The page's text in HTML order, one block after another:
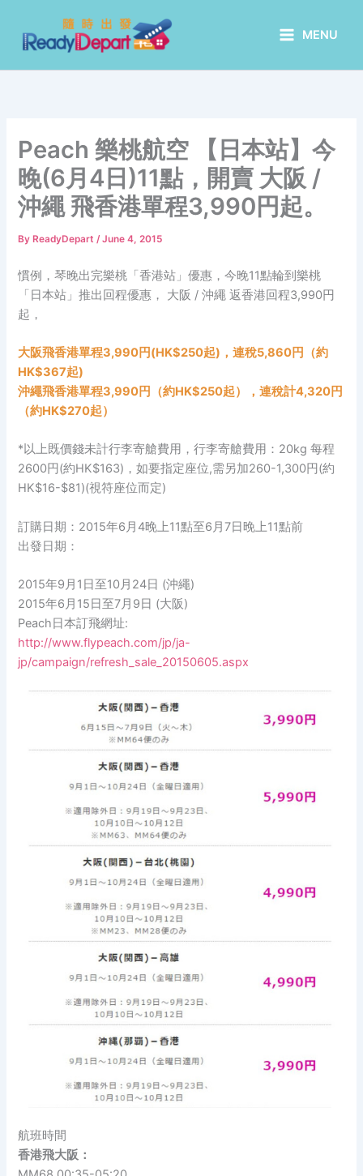
content
MENU
Peach 樂桃航空 【日本站】今
晚(6月4日)11點，開賣 大阪 /
沖繩 飛香港單程3,990円起。
By ReadyDepart/June 4, 2015
慣例，琴晚出完樂桃「香港站」優惠，今晚11點輪到樂桃
「日本站」推出回程優惠， 大阪 / 沖繩 返香港回程3,990円
起，
大阪飛香港單程3,990円(HK$250起)，連稅5,860円（約
HK$367起)
沖繩飛香港單程3,990円（約HK$250起），連稅計4,320円
（約HK$270起）
*以上既價錢未計行李寄艙費用，行李寄艙費用：20kg 每程
2600円(約HK$163)，如要指定座位,需另加260-1,300円(約
HK$16-$81)(視符座位而定)
訂購日期：2015年6月4晚上11點至6月7日晚上11點前
出發日期：
2015年9月1日至10月24日 (沖繩)
2015年6月15日至7月9日 (大阪)
Peach日本訂飛網址:
http://www.flypeach.com/jp/ja-
jp/campaign/refresh_sale_20150605.aspx
航班時間
香港飛大阪：